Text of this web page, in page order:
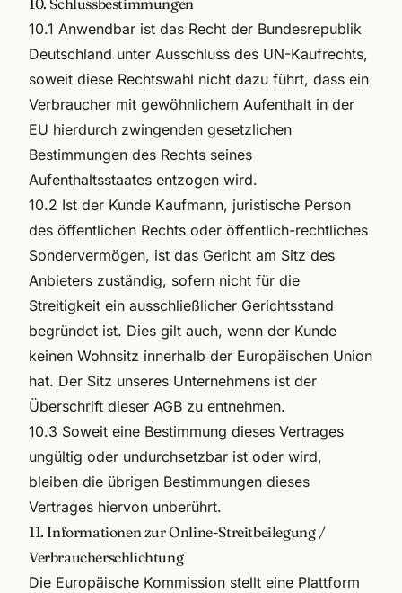
10. Schlussbestimmungen
10.1 Anwendbar ist das Recht der Bundesrepublik
Deutschland unter Ausschluss des UN-Kaufrechts,
soweit diese Rechtswahl nicht dazu führt, dass ein
Verbraucher mit gewöhnlichem Aufenthalt in der
EU hierdurch zwingenden gesetzlichen
Bestimmungen des Rechts seines
Aufenthaltsstaates entzogen wird.
10.2 Ist der Kunde Kaufmann, juristische Person
des öffentlichen Rechts oder öffentlich-rechtliches
Sondervermögen, ist das Gericht am Sitz des
Anbieters zuständig, sofern nicht für die
Streitigkeit ein ausschließlicher Gerichtsstand
begründet ist. Dies gilt auch, wenn der Kunde
keinen Wohnsitz innerhalb der Europäischen Union
hat. Der Sitz unseres Unternehmens ist der
Überschrift dieser AGB zu entnehmen.
10.3 Soweit eine Bestimmung dieses Vertrages
ungültig oder undurchsetzbar ist oder wird,
bleiben die übrigen Bestimmungen dieses
Vertrages hiervon unberührt.
11. Informationen zur Online-Streitbeilegung /
Verbraucherschlichtung
Die Europäische Kommission stellt eine Plattform